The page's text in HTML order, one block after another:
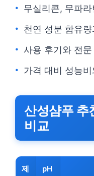
무실리콘, 무파
천연 성분 함유
사용 후기와 전
가격 대비 성능
산성샴푸 추
비교
제
pH